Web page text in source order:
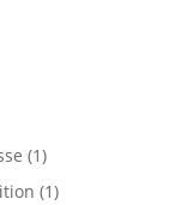
11
produit
11